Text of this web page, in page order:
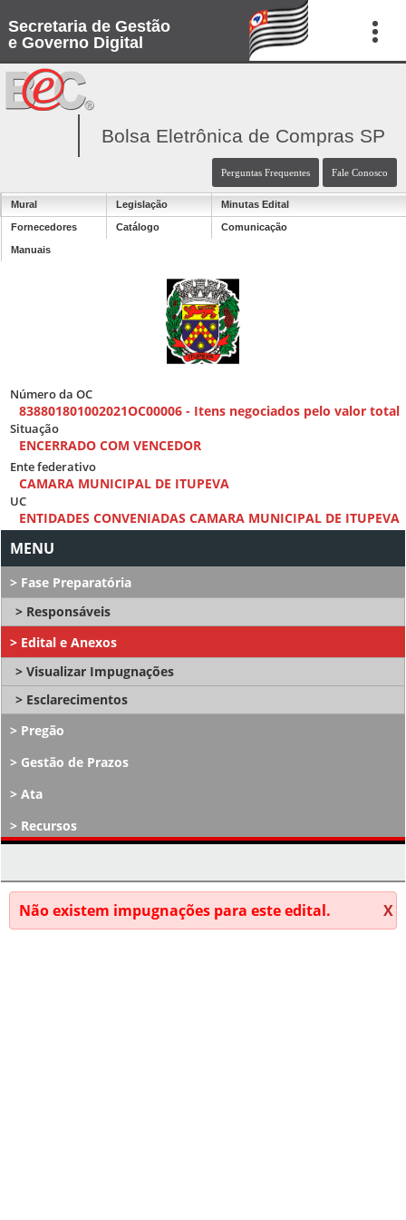
Secretaria de Gestão
e Governo Digital
Bolsa Eletrônica de Compras SP
Perguntas Frequentes Fale Conosco
Mural Legislação Minutas Edital
Fornecedores Catálogo Comunicação
Manuais
Número da OC
838801801002021OC00006 - Itens negociados pelo valor total
Situação
ENCERRADO COM VENCEDOR
Ente federativo
CAMARA MUNICIPAL DE ITUPEVA
UC
ENTIDADES CONVENIADAS CAMARA MUNICIPAL DE ITUPEVA
Fase Preparatória
Responsáveis
Edital e Anexos
Visualizar Impugnações
Esclarecimentos
Pregão
Gestão de Prazos
Ata
Recursos
Não existem impugnações para este edital. X